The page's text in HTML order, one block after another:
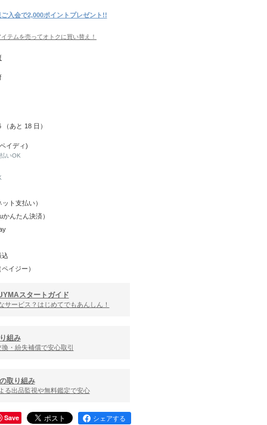
ご入会で2,000ポイントプレゼント!!
テムを売ってオトクに買い替え！
（あと 18 日）
イディ)
いOK
ット支払い）
かんたん決済）
込
イジー）
スタートガイド
サービス？はじめてでもあんしん！
組み
・紛失補償で安心取引
取り組み
る出品監視や無料鑑定で安心
Save シェアする